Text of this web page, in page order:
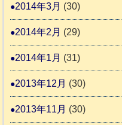
2014年3月 (30)
2014年2月 (29)
2014年1月 (31)
2013年12月 (30)
2013年11月 (30)